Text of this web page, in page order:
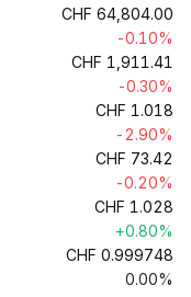
CHF 64,804.00
-0.10%
CHF 1,911.41
-0.30%
CHF 1.018
-2.90%
CHF 73.42
-0.20%
CHF 1.028
+0.80%
CHF 0.999748
0.00%